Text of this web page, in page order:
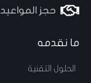
حجز المواعيد
ما نقدمه
الحلول التقنية